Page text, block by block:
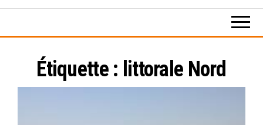
Étiquette : littorale Nord